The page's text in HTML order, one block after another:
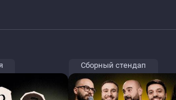
Сборный стендап